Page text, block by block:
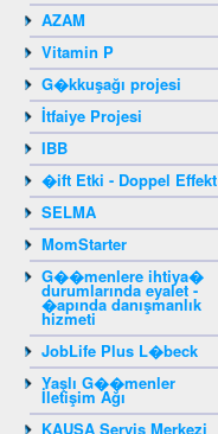
AZAM
Vitamin P
G�kkuşağı projesi
İtfaiye Projesi
IBB
�ift Etki - Doppel Effekt
SELMA
MomStarter
G��menlere ihtiya�
durumlarında eyalet -
�apında danışmanlık
hizmeti
JobLife Plus L�beck
Yaşlı G��menler
İletişim Ağı
KAUSA Servis Merkezi